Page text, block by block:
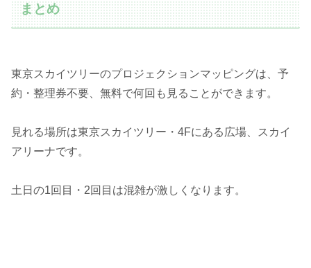
まとめ
東京スカイツリーのプロジェクションマッピングは、予
約・整理券不要、無料で何回も見ることができます。
見れる場所は東京スカイツリー・4Fにある広場、スカイ
アリーナです。
土日の1回目・2回目は混雑が激しくなります。